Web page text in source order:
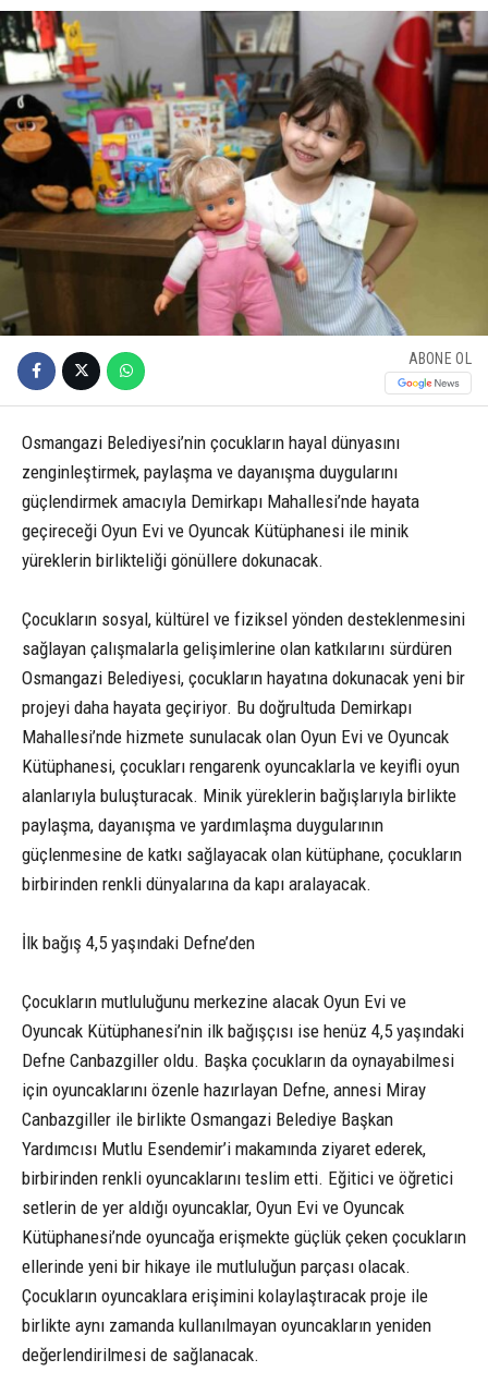
ABONE OL
Osmangazi Belediyesi’nin çocukların hayal dünyasını
zenginleştirmek, paylaşma ve dayanışma duygularını
güçlendirmek amacıyla Demirkapı Mahallesi’nde hayata
geçireceği Oyun Evi ve Oyuncak Kütüphanesi ile minik
yüreklerin birlikteliği gönüllere dokunacak.
Çocukların sosyal, kültürel ve fiziksel yönden desteklenmesini
sağlayan çalışmalarla gelişimlerine olan katkılarını sürdüren
Osmangazi Belediyesi, çocukların hayatına dokunacak yeni bir
projeyi daha hayata geçiriyor. Bu doğrultuda Demirkapı
Mahallesi’nde hizmete sunulacak olan Oyun Evi ve Oyuncak
Kütüphanesi, çocukları rengarenk oyuncaklarla ve keyifli oyun
alanlarıyla buluşturacak. Minik yüreklerin bağışlarıyla birlikte
paylaşma, dayanışma ve yardımlaşma duygularının
güçlenmesine de katkı sağlayacak olan kütüphane, çocukların
birbirinden renkli dünyalarına da kapı aralayacak.
İlk bağış 4,5 yaşındaki Defne’den
Çocukların mutluluğunu merkezine alacak Oyun Evi ve
Oyuncak Kütüphanesi’nin ilk bağışçısı ise henüz 4,5 yaşındaki
Defne Canbazgiller oldu. Başka çocukların da oynayabilmesi
için oyuncaklarını özenle hazırlayan Defne, annesi Miray
Canbazgiller ile birlikte Osmangazi Belediye Başkan
Yardımcısı Mutlu Esendemir’i makamında ziyaret ederek,
birbirinden renkli oyuncaklarını teslim etti. Eğitici ve öğretici
setlerin de yer aldığı oyuncaklar, Oyun Evi ve Oyuncak
Kütüphanesi’nde oyuncağa erişmekte güçlük çeken çocukların
ellerinde yeni bir hikaye ile mutluluğun parçası olacak.
Çocukların oyuncaklara erişimini kolaylaştıracak proje ile
birlikte aynı zamanda kullanılmayan oyuncakların yeniden
değerlendirilmesi de sağlanacak.